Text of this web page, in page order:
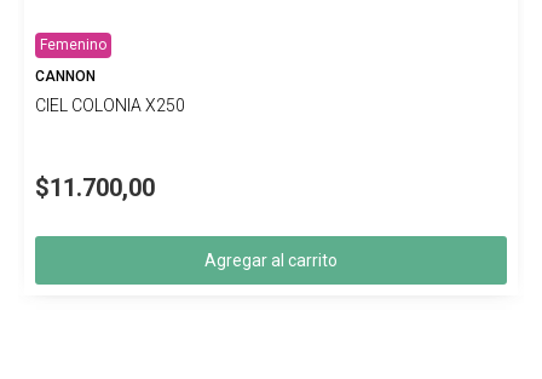
Femenino
CANNON
CIEL COLONIA X250
$11.700,00
Agregar al carrito